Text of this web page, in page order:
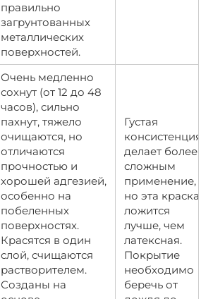
правильно
загрунтованных
металлических
поверхностей.
Очень медленно
сохнут (от 12 до 48
часов), сильно
пахнут, тяжело
очищаются, но
отличаются
прочностью и
хорошей адгезией,
особенно на
побеленных
поверхностях.
Красятся в один
слой, счищаются
растворителем.
Созданы на
Густая
консистенция
делает более
сложным
применение,
но эта краска
ложится
лучше, чем
латексная.
Покрытие
необходимо
беречь от